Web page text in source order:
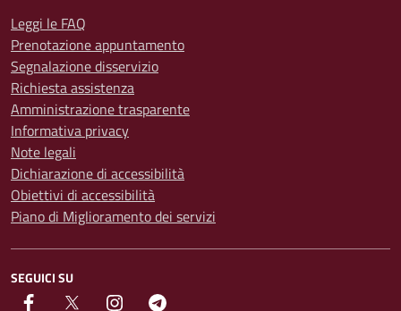
Leggi le FAQ
Prenotazione appuntamento
Segnalazione disservizio
Richiesta assistenza
Amministrazione trasparente
Informativa privacy
Note legali
Dichiarazione di accessibilità
Obiettivi di accessibilità
Piano di Miglioramento dei servizi
SEGUICI SU
facebook Twitter instagram